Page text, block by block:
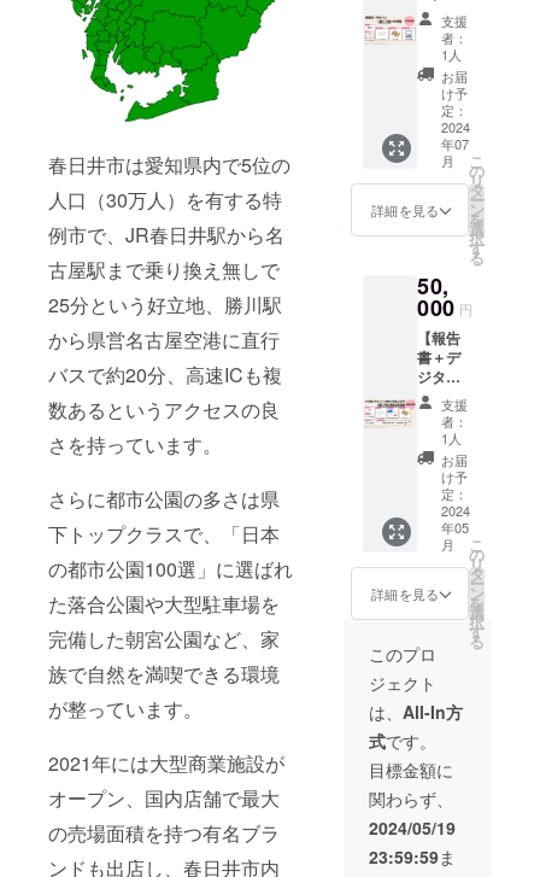
春日井市は愛知県内で5位の
人口（30万人）を有する特
例市で、JR春日井駅から名
古屋駅まで乗り換え無しで
25分という好立地、勝川駅
から県営名古屋空港に直行
バスで約20分、高速ICも複
数あるというアクセスの良
さを持っています。
さらに都市公園の多さは県
下トップクラスで、「日本
の都市公園100選」に選ばれ
た落合公園や大型駐車場を
完備した朝宮公園など、家
族で自然を満喫できる環境
が整っています。
2021年には大型商業施設が
オープン、国内店舗で最大
の売場面積を持つ有名ブラ
ンドも出店し、春日井市内
ホーム
ページ
にご協
力いた
だいた
方のお
名前
(ニック
ネー
ム・
SNS名
す。 ・
手ぬぐ
いにつ
いて
デザイ
ン：作
成中
商品サ
イズ：
幅
35cm×
長さ
90cm
・ホー
ムペー
前掲載
につい
載期
間：
2024年
5月7日
ベント
が存続
する限
り 掲
載方
法：文
字の
をデー
タでお
送りし
ます。
感謝の
気持ち
を込め
て、お
礼の
メッ
セージ
タでお
送りし
ます。
かすが
い郡上
踊りオ
リジナ
ルの手
ぬぐい
を提供
しま
す。 か
すがい
郡上踊
り公式
ホーム
ページ
だいた
名前
(ニック
ム・
SNS名
でも可)
を掲載
しま
た、以
感謝状
＋手ぬ
ぐい＋
ホーム
ページ
お名前
掲載＋
踊り下
駄】 か
すがい
郡上踊
りの報
告書を
でお送
りしま
す。 感
謝の気
持ちを
込め
て、お
礼の
メッ
セージ
を感謝
状にし
てデー
タでお
送りし
ます。
かすが
リジナ
ルの手
ぬぐい
を提供
しま
す。 か
すがい
郡上踊
り公式
ホーム
ページ
にご協
支援
者：
1人
お届
け予
定：
2024
年07
月
詳細を見る
こ
の
リ
タ
ー
ン
を
選
択
す
る
50,
000 円
【報告
書＋デ
ジタル
感謝状
＋手ぬ
ぐい＋
ホーム
ページ
お名前
掲載＋
当日使
える金
券2,000
円分or
春日井
物産
2,000円
相当の
商品＋
踊り下
駄＋活
動報告
会参加
権】 報
告書と
デジタ
ル感謝
状、オ
支援
者：
1人
お届
け予
定：
2024
年05
月
詳細を見る
こ
の
リ
タ
ー
ン
を
選
択
す
る
このプロ
ジェクト
は、 All-In方
式です。
目標金額に
関わらず、
2024/05/19
23:59:59ま